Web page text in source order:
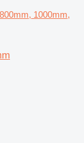
1000mm,